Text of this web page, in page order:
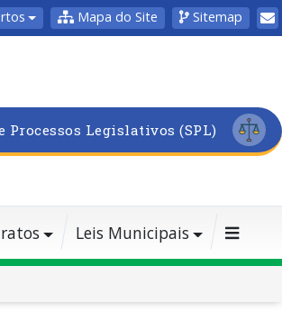
Mapa do Site Sitemap
Processos Legislativos (SPL)
Leis Municipais